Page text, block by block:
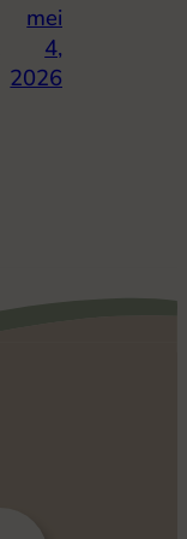
mei
4,
2026